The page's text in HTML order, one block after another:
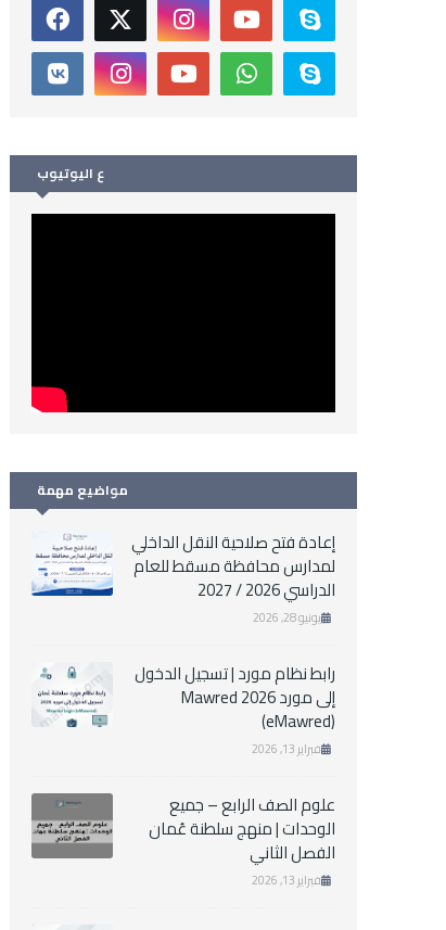
ع اليوتيوب
مواضيع مهمة
إعادة فتح صلاحية النقل الداخلي
لمدارس محافظة مسقط للعام
الدراسي 2026 / 2027
يونيو 28, 2026
رابط نظام مورد | تسجيل الدخول
إلى مورد Mawred 2026
(eMawred)
فبراير 13, 2026
علوم الصف الرابع – جميع
الوحدات | منهج سلطنة عُمان
الفصل الثاني
فبراير 13, 2026